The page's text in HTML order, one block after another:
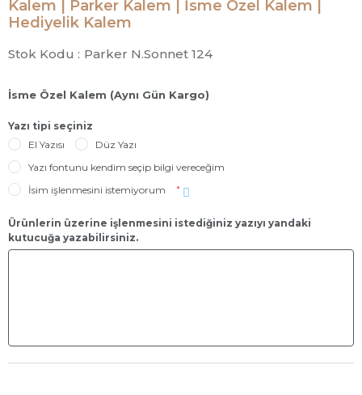
Kalem | Parker Kalem | İsme Özel Kalem |
Hediyelik Kalem
Stok Kodu : Parker N.Sonnet 124
İsme Özel Kalem (Aynı Gün Kargo)
Yazı tipi seçiniz
El Yazısı
Düz Yazı
Yazı fontunu kendim seçip bilgi vereceğim
İsim işlenmesini istemiyorum
*
Ürünlerin üzerine işlenmesini istediğiniz yazıyı yandaki
kutucuğa yazabilirsiniz.